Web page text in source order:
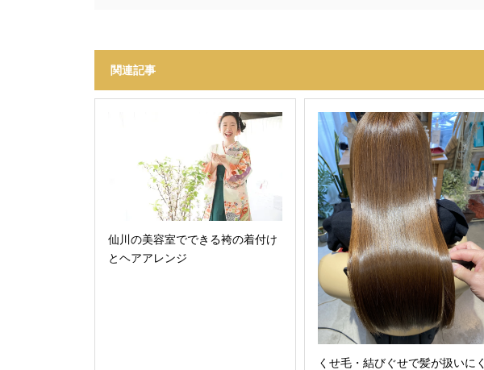
関連記事
仙川の美容室でできる袴の着付け
とヘアアレンジ
くせ毛・結びぐせで髪が扱いにく